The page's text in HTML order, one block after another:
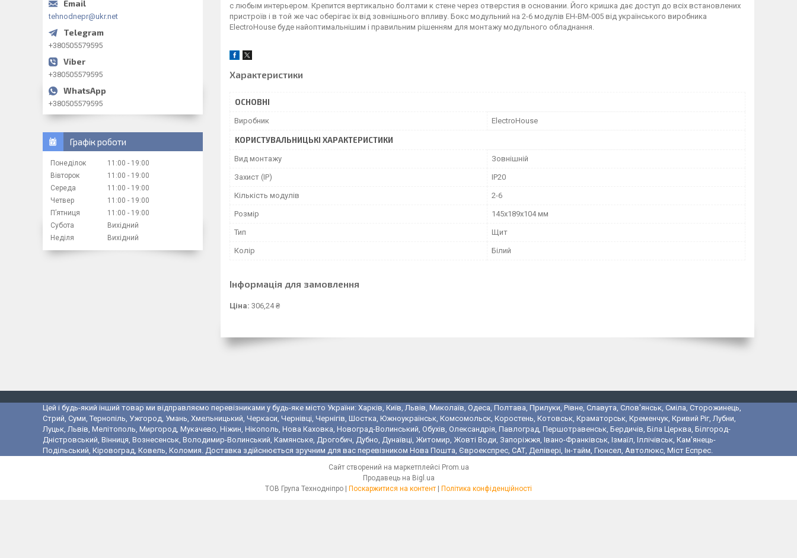
с любым интерьером. Крепится вертикально болтами к стене через отверстия в основании. Його кришка дає доступ до всіх встановлених
пристроїв і в той же час оберігає їх від зовнішнього впливу. Бокс модульний на 2-6 модулів EH-BM-005 від українського виробника
ElectroHouse буде найоптимальнішим і правильним рішенням для монтажу модульного обладнання.
Характеристики
ОСНОВНІ
Виробник ElectroHouse
КОРИСТУВАЛЬНИЦЬКІ ХАРАКТЕРИСТИКИ
Вид монтажу Зовнішній
Захист (IP) IP20
Кількість модулів 2-6
Розмір 145х189х104 мм
Тип Щит
Колір Білий
Інформація для замовлення
Ціна: 306,24 ₴
tehnodnepr@ukr.net
+380505579595
+380505579595
+380505579595
Графік роботи
Понеділок 11:00
19:00
Вівторок
11:00
19:00
Середа
11:00
19:00
Четвер
11:00
19:00
Пʼятниця
11:00
19:00
Субота
Вихідний
Неділя
Вихідний
Цей і будь-який інший товар ми відправляємо перевізниками у будь-яке місто України: Харків, Київ, Львів, Миколаїв, Одеса, Полтава, Прилуки, Рівне, Славута, Слов'янськ, Сміла, Сторожинець,
Стрий, Суми, Тернопіль, Ужгород, Умань, Хмельницький, Черкаси, Чернівці, Чернігів, Шостка, Южноукраїнськ, Комсомольск, Коростень, Котовськ, Краматорськ, Кременчук, Кривий Ріг, Лубни,
Луцьк, Львів, Мелітополь, Миргород, Мукачево, Ніжин, Нікополь, Нова Каховка, Новоград-Волинський, Обухів, Олександрія, Павлоград, Першотравенськ, Бердичів, Біла Церква, Білгород-
Дністровський, Вінниця, Вознесенськ, Володимир-Волинський, Камянське, Дрогобич, Дубно, Дунаївці, Житомир, Жовті Води, Запоріжжя, Івано-Франківськ, Ізмаїл, Іллічівськ, Кам'янець-
Подільський, Кіровоград, Ковель, Коломия. Доставка здійснюється зручним для вас перевізником Нова Пошта, Євроекспрес, САТ, Делівері, Ін-тайм, Гюнсел, Автолюкс, Міст Еспрес.
Сайт створений на маркетплейсі Prom.ua
Продавець на Bigl.ua
ТОВ Група Технодніпро | Поскаржитися на контент | Політика конфіденційності